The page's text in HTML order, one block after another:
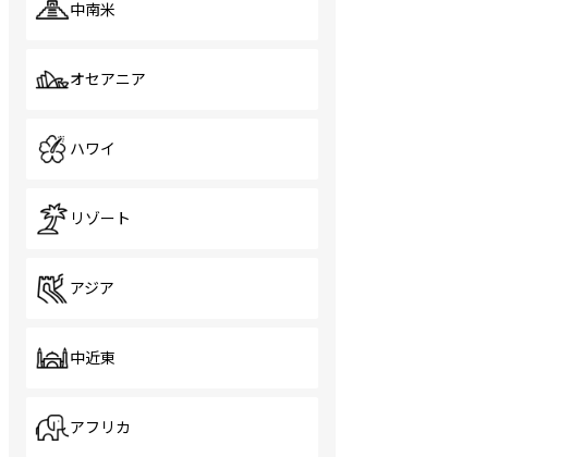
中南米
オセアニア
ハワイ
リゾート
アジア
中近東
アフリカ